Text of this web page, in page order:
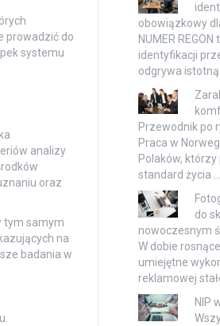
prowadzić do
systemu
analizy
oraz
tym samym
na
badania w
obowiązkowy
NUMER
identyfikacji
odgrywa istotną
Przewodnik po
Praca w
Polaków,
standard życia …
do
nowoczesnym
W dobie
umiejętne
reklamowej
NIP